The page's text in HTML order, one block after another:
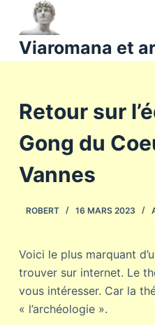
a
u
n
u
Viaromana et
Retour sur
Gong du
Vannes
ROBERT 16 MARS 2023
Voici le plus marquant
trouver sur internet. Le
vous intéresser. Car la
« l’archéologie ».